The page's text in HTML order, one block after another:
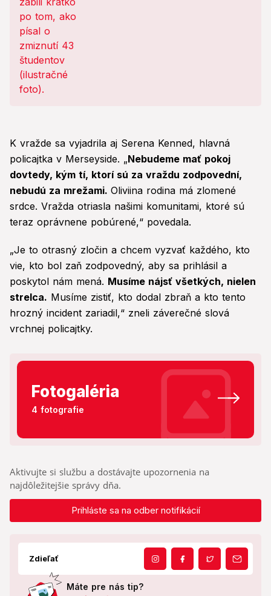
K vražde sa vyjadrila aj Serena Kenned, hlavná
policajtka v Merseyside. „Nebudeme mať pokoj
dovtedy, kým tí, ktorí sú za vraždu zodpovední,
nebudú za mrežami. Oliviina rodina má zlomené
srdce. Vražda otriasla našimi komunitami, ktoré sú
teraz oprávnene pobúrené,“ povedala.
„Je to otrasný zločin a chcem vyzvať každého, kto
vie, kto bol zaň zodpovedný, aby sa prihlásil a
poskytol nám mená. Musíme nájsť všetkých, nielen
strelca. Musíme zistiť, kto dodal zbraň a kto tento
hrozný incident zariadil,“ zneli záverečné slová
vrchnej policajtky.
Fotogaléria
4 fotografie
Aktivujte si službu a dostávajte upozornenia na
najdôležitejšie správy dňa.
Prihláste sa na odber notifikácií
Zdieľať
Máte pre nás tip?